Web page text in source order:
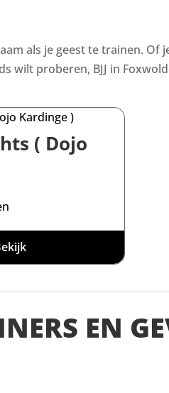
als je geest te trainen.
proberen, BJJ in
( Dojo
EN